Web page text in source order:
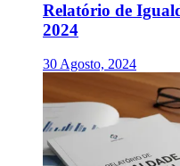
Relatório de
2024
30 Agosto, 2024